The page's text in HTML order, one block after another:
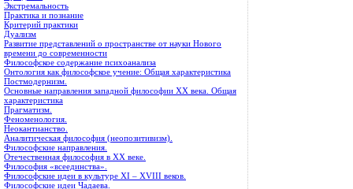
Экстремальность
Практика и познание
Критерий практики
Дуализм
Развитие представлений о пространстве от науки Нового
времени до современности
Философское содержание психоанализа
Онтология как философское учение: Общая характеристика
Постмодернизм.
Основные направления западной философии XX века. Общая
характеристика
Прагматизм.
Феноменология.
Неокантианство.
Аналитическая философия (неопозитивизм).
Философские направления.
Отечественная философия в XX веке.
Философия «всеединства».
Философские идеи в культуре XI – XVIII веков.
Философские идеи Чадаева.